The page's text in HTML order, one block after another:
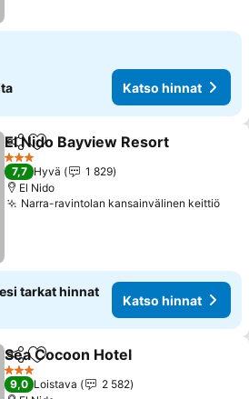
Katso hinnat
Jaa Lisää suosikkeihin
El Nido Bayview Resort
3 Tähtiluokitus
7,7 Hyvä
1 829
El Nido
Narra-ravintolan kansainvälinen keittiö
tarkat hinnat
Katso hinnat
Jaa Lisää suosikkeihin
Sea Cocoon Hotel
3 Tähtiluokitus
9,0 Loistava
2 582